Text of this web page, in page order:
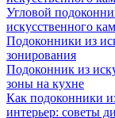
Угловой
искусственного
Подоконники из
зонирования
Подоконник из
зоны на кухне
Как подоконники
интерьер: советы